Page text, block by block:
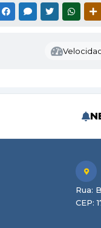
FACEBOOKMESSENGER
TWITTER
Rua:
CEP: